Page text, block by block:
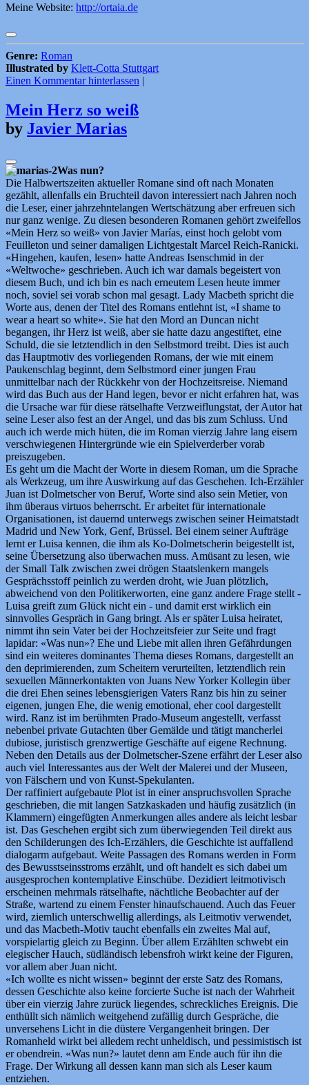
Meine Website: http://ortaia.de
Genre: Roman
Illustrated by Klett-Cotta Stuttgart
Einen Kommentar hinterlassen |
Mein Herz so weiß
by Javier Marias
Was nun?
Die Halbwertszeiten aktueller Romane sind oft nach Monaten
gezählt, allenfalls ein Bruchteil davon interessiert nach Jahren noch
die Leser, einer jahrzehntelangen Wertschätzung aber erfreuen sich
nur ganz wenige. Zu diesen besonderen Romanen gehört zweifellos
«Mein Herz so weiß» von Javier Marías, einst hoch gelobt vom
Feuilleton und seiner damaligen Lichtgestalt Marcel Reich-Ranicki.
«Hingehen, kaufen, lesen» hatte Andreas Isenschmid in der
«Weltwoche» geschrieben. Auch ich war damals begeistert von
diesem Buch, und ich bin es nach erneutem Lesen heute immer
noch, soviel sei vorab schon mal gesagt. Lady Macbeth spricht die
Worte aus, denen der Titel des Romans entlehnt ist, «I shame to
wear a heart so white». Sie hat den Mord an Duncan nicht
begangen, ihr Herz ist weiß, aber sie hatte dazu angestiftet, eine
Schuld, die sie letztendlich in den Selbstmord treibt. Dies ist auch
das Hauptmotiv des vorliegenden Romans, der wie mit einem
Paukenschlag beginnt, dem Selbstmord einer jungen Frau
unmittelbar nach der Rückkehr von der Hochzeitsreise. Niemand
wird das Buch aus der Hand legen, bevor er nicht erfahren hat, was
die Ursache war für diese rätselhafte Verzweiflungstat, der Autor hat
seine Leser also fest an der Angel, und das bis zum Schluss. Und
auch ich werde mich hüten, die im Roman vierzig Jahre lang eisern
verschwiegenen Hintergründe wie ein Spielverderber vorab
preiszugeben.
Es geht um die Macht der Worte in diesem Roman, um die Sprache
als Werkzeug, um ihre Auswirkung auf das Geschehen. Ich-Erzähler
Juan ist Dolmetscher von Beruf, Worte sind also sein Metier, von
ihm überaus virtuos beherrscht. Er arbeitet für internationale
Organisationen, ist dauernd unterwegs zwischen seiner Heimatstadt
Madrid und New York, Genf, Brüssel. Bei einem seiner Aufträge
lernt er Luisa kennen, die ihm als Ko-Dolmetscherin beigestellt ist,
seine Übersetzung also überwachen muss. Amüsant zu lesen, wie
der Small Talk zwischen zwei drögen Staatslenkern mangels
Gesprächsstoff peinlich zu werden droht, wie Juan plötzlich,
abweichend von den Politikerworten, eine ganz andere Frage stellt ‑
Luisa greift zum Glück nicht ein ‑ und damit erst wirklich ein
sinnvolles Gespräch in Gang bringt. Als er später Luisa heiratet,
nimmt ihn sein Vater bei der Hochzeitsfeier zur Seite und fragt
lapidar: «Was nun»? Ehe und Liebe mit allen ihren Gefährdungen
sind ein weiteres dominantes Thema dieses Romans, dargestellt an
den deprimierenden, zum Scheitern verurteilten, letztendlich rein
sexuellen Männerkontakten von Juans New Yorker Kollegin über
die drei Ehen seines lebensgierigen Vaters Ranz bis hin zu seiner
eigenen, jungen Ehe, die wenig emotional, eher cool dargestellt
wird. Ranz ist im berühmten Prado-Museum angestellt, verfasst
nebenbei private Gutachten über Gemälde und tätigt mancherlei
dubiose, juristisch grenzwertige Geschäfte auf eigene Rechnung.
Neben den Details aus der Dolmetscher-Szene erfährt der Leser also
auch viel Interessantes aus der Welt der Malerei und der Museen,
von Fälschern und von Kunst-Spekulanten.
Der raffiniert aufgebaute Plot ist in einer anspruchsvollen Sprache
geschrieben, die mit langen Satzkaskaden und häufig zusätzlich (in
Klammern) eingefügten Anmerkungen alles andere als leicht lesbar
ist. Das Geschehen ergibt sich zum überwiegenden Teil direkt aus
den Schilderungen des Ich-Erzählers, die Geschichte ist auffallend
dialogarm aufgebaut. Weite Passagen des Romans werden in Form
des Bewusstseinsstroms erzählt, und oft handelt es sich dabei um
ausgesprochen kontemplative Einschübe. Dezidiert leitmotivisch
erscheinen mehrmals rätselhafte, nächtliche Beobachter auf der
Straße, wartend zu einem Fenster hinaufschauend. Auch das Feuer
wird, ziemlich unterschwellig allerdings, als Leitmotiv verwendet,
und das Macbeth-Motiv taucht ebenfalls ein zweites Mal auf,
vorspielartig gleich zu Beginn. Über allem Erzählten schwebt ein
elegischer Hauch, südländisch lebensfroh wirkt keine der Figuren,
vor allem aber Juan nicht.
«Ich wollte es nicht wissen» beginnt der erste Satz des Romans,
dessen Geschichte also keine forcierte Suche ist nach der Wahrheit
über ein vierzig Jahre zurück liegendes, schreckliches Ereignis. Die
enthüllt sich nämlich weitgehend zufällig durch Gespräche, die
unversehens Licht in die düstere Vergangenheit bringen. Der
Romanheld wirkt bei alledem recht unheldisch, und pessimistisch ist
er obendrein. «Was nun?» lautet denn am Ende auch für ihn die
Frage. Der Wirkung all dessen kann man sich als Leser kaum
entziehen.